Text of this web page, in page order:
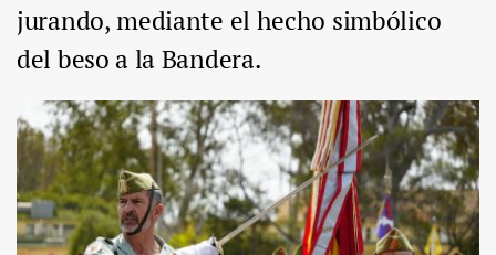
jurando, mediante el hecho simbólico
del beso a la Bandera.